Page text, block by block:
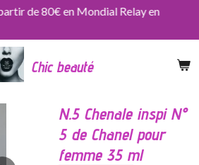
Chic beauté
de 80€ en Mondial Relay en
N.5 Chenale inspi N°
5 de Chanel pour
femme 35 ml